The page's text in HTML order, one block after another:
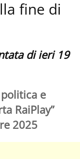
fine di
di ieri 19
e
RaiPlay”
2025